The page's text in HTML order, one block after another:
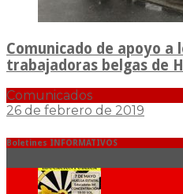
Comunicado de apoyo a
trabajadoras belgas de
Comunicados
26 de febrero de 2019
Boletines INFORMATIVOS